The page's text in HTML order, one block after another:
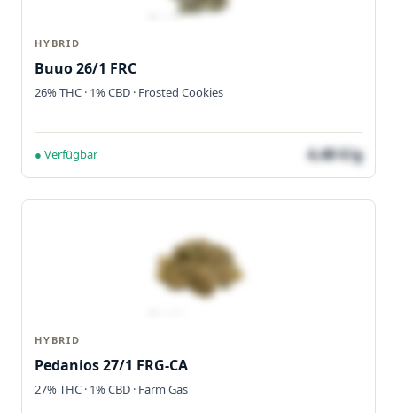
HYBRID
Buuo 26/1 FRC
26% THC · 1% CBD · Frosted Cookies
● Verfügbar 4,48 €/g
HYBRID
Pedanios 27/1 FRG-CA
27% THC · 1% CBD · Farm Gas